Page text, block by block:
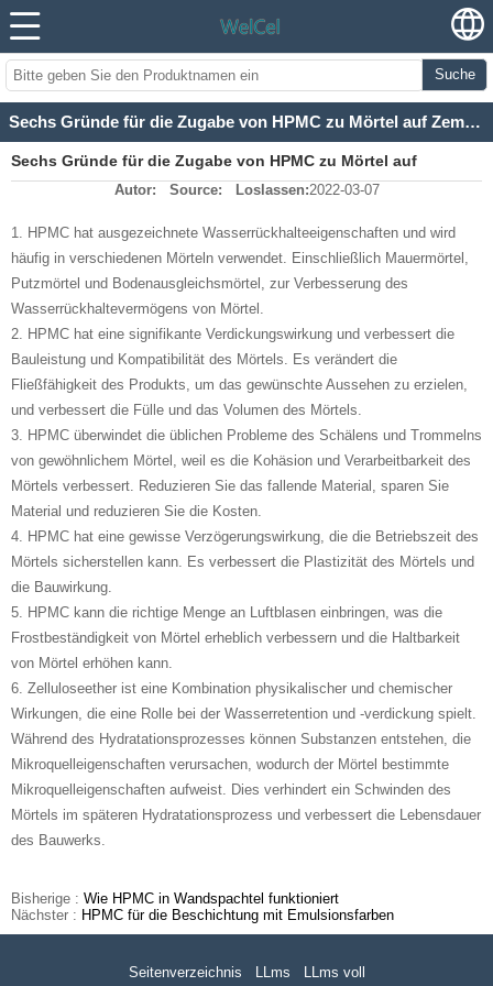
Suche
Sechs Gründe für die Zugabe von HPMC zu Mörtel auf Zementbasis
Sechs Gründe für die Zugabe von HPMC zu Mörtel auf
Autor: Source: Loslassen:2022-03-07
1. HPMC hat ausgezeichnete Wasserrückhalteeigenschaften und wird
häufig in verschiedenen Mörteln verwendet. Einschließlich Mauermörtel,
Putzmörtel und Bodenausgleichsmörtel, zur Verbesserung des
Wasserrückhaltevermögens von Mörtel.
2. HPMC hat eine signifikante Verdickungswirkung und verbessert die
Bauleistung und Kompatibilität des Mörtels. Es verändert die
Fließfähigkeit des Produkts, um das gewünschte Aussehen zu erzielen,
und verbessert die Fülle und das Volumen des Mörtels.
3. HPMC überwindet die üblichen Probleme des Schälens und Trommelns
von gewöhnlichem Mörtel, weil es die Kohäsion und Verarbeitbarkeit des
Mörtels verbessert. Reduzieren Sie das fallende Material, sparen Sie
Material und reduzieren Sie die Kosten.
4. HPMC hat eine gewisse Verzögerungswirkung, die die Betriebszeit des
Mörtels sicherstellen kann. Es verbessert die Plastizität des Mörtels und
die Bauwirkung.
5. HPMC kann die richtige Menge an Luftblasen einbringen, was die
Frostbeständigkeit von Mörtel erheblich verbessern und die Haltbarkeit
von Mörtel erhöhen kann.
6. Zelluloseether ist eine Kombination physikalischer und chemischer
Wirkungen, die eine Rolle bei der Wasserretention und -verdickung spielt.
Während des Hydratationsprozesses können Substanzen entstehen, die
Mikroquelleigenschaften verursachen, wodurch der Mörtel bestimmte
Mikroquelleigenschaften aufweist. Dies verhindert ein Schwinden des
Mörtels im späteren Hydratationsprozess und verbessert die Lebensdauer
des Bauwerks.
Bisherige : Wie HPMC in Wandspachtel funktioniert
Nächster : HPMC für die Beschichtung mit Emulsionsfarben
Seitenverzeichnis LLms LLms voll